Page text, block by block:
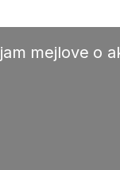
mejlove o